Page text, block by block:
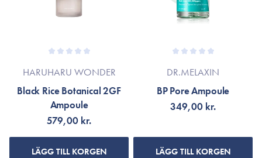
HARUHARU WONDER
Black Rice Botanical 2GF
Ampoule
579,00 kr.
LÄGG TILL KORGEN
DR.MELAXIN
BP Pore Ampoule
349,00 kr.
LÄGG TILL KORGEN